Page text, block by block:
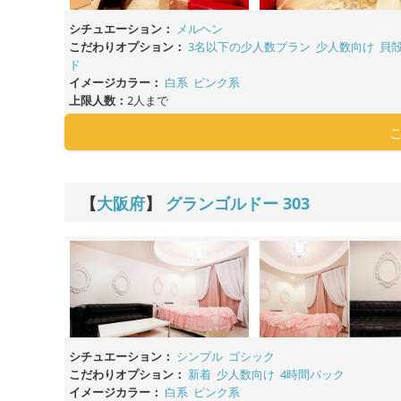
シチュエーション： メルヘン
こだわりオプション： 3名以下の少人数プラン 少人数向け 貝
ド
イメージカラー： 白系 ピンク系
上限人数： 2人まで
【大阪府】 グランゴルドー 303
シチュエーション： シンプル ゴシック
こだわりオプション： 新着 少人数向け 4時間パック
イメージカラー： 白系 ピンク系